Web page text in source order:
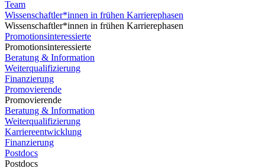
Team
Wissenschaftler*innen in frühen Karrierephasen
Wissenschaftler*innen in frühen Karrierephasen
Promotionsinteressierte
Promotionsinteressierte
Beratung & Information
Weiterqualifizierung
Finanzierung
Promovierende
Promovierende
Beratung & Information
Weiterqualifizierung
Karriereentwicklung
Finanzierung
Postdocs
Postdocs